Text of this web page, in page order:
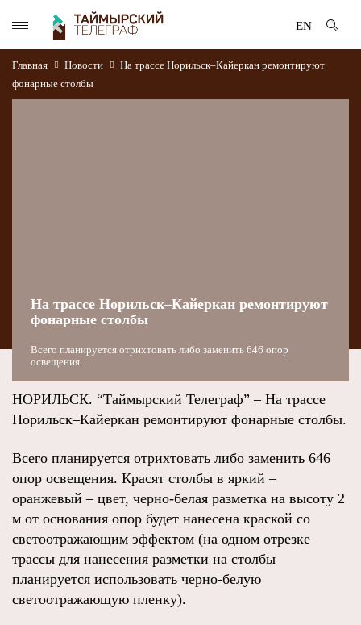
EN
Главная Новости
На трассе Норильск–Кайеркан ремонтируют
фонарные столбы
На трассе Норильск–Кайеркан ремонтируют
фонарные столбы
Всего планируется отрихтовать либо заменить 646 опор
освещения.
НОРИЛЬСК. “Таймырский Телеграф” – На трассе
Норильск–Кайеркан ремонтируют фонарные столбы.
Всего планируется отрихтовать либо заменить 646
опор освещения. Красят столбы в яркий –
оранжевый – цвет, черно-белая разметка на высоту 2
м от основания опор будет нанесена краской со
светоотражающим эффектом (на одном отрезке
трассы для нанесения разметки на столбы
планируется использовать черно-белую
светоотражающую пленку).